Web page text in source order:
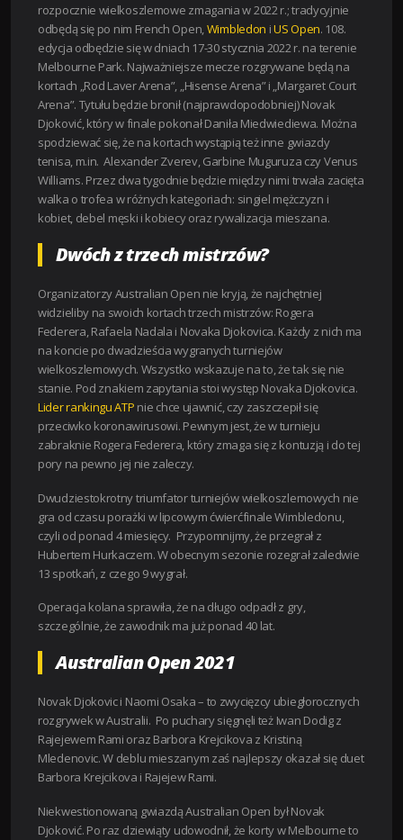
rozpocznie wielkoszlemowe zmagania w 2022 r.; tradycyjnie
odbędą się po nim French Open,Wimbledon iUS Open. 108.
edycja odbędzie się w dniach 17-30 stycznia 2022 r. na terenie
Melbourne Park. Najważniejsze mecze rozgrywane będą na
kortach „Rod Laver Arena”, „Hisense Arena” i „Margaret Court
Arena”. Tytułu będzie bronił (najprawdopodobniej) Novak
Djoković, który w finale pokonał Daniła Miedwiediewa. Można
spodziewać się, że na kortach wystąpią też inne gwiazdy
tenisa, m.in. Alexander Zverev, Garbine Muguruza czy Venus
Williams. Przez dwa tygodnie będzie między nimi trwała zacięta
walka o trofea w różnych kategoriach: singiel mężczyzn i
kobiet, debel męski i kobiecy oraz rywalizacja mieszana.
Dwóch z trzech mistrzów?
Organizatorzy Australian Open nie kryją, że najchętniej
widzieliby na swoich kortach trzech mistrzów: Rogera
Federera, Rafaela Nadala i Novaka Djokovica. Każdy z nich ma
na koncie po dwadzieścia wygranych turniejów
wielkoszlemowych. Wszystko wskazuje na to, że tak się nie
stanie. Pod znakiem zapytania stoi występ Novaka Djokovica.
Lider rankingu ATP nie chce ujawnić, czy zaszczepił się
przeciwko koronawirusowi. Pewnym jest, że w turnieju
zabraknie Rogera Federera, który zmaga się z kontuzją i do tej
pory na pewno jej nie zaleczy.
Dwudziestokrotny triumfator turniejów wielkoszlemowych nie
gra od czasu porażki w lipcowym ćwierćfinale Wimbledonu,
czyli od ponad 4 miesięcy. Przypomnijmy, że przegrał z
Hubertem Hurkaczem. W obecnym sezonie rozegrał zaledwie
13 spotkań, z czego 9 wygrał.
Operacja kolana sprawiła, że na długo odpadł z gry,
szczególnie, że zawodnik ma już ponad 40 lat.
Australian Open 2021
Novak Djokovic i Naomi Osaka – to zwycięzcy ubiegłorocznych
rozgrywek w Australii. Po puchary sięgnęli też Iwan Dodig z
Rajejewem Rami oraz Barbora Krejcikova z Kristiną
Mledenovic. W deblu mieszanym zaś najlepszy okazał się duet
Barbora Krejcikova i Rajejew Rami.
Niekwestionowaną gwiazdą Australian Open był Novak
Djoković. Po raz dziewiąty udowodnił, że korty w Melbourne to